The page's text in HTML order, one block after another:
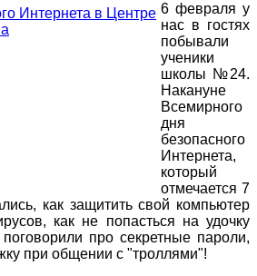
6 февраля у
нас в гостях
побывали
ученики
школы №24.
Накануне
Всемирного
дня
безопасного
Интернета,
который
отмечается 7
как защитить свой компьютер
как не попасться на удочку
про секретные пароли,
при общении с "троллями"!